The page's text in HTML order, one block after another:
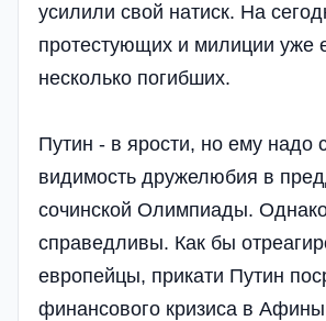
усилили свой натиск. На
протестующих и милиции уже
несколько погибших.
Путин - в ярости, но ему надо
видимость дружелюбия в
сочинской Олимпиады.
справедливы. Как бы
европейцы, прикати Путин
финансового кризиса в